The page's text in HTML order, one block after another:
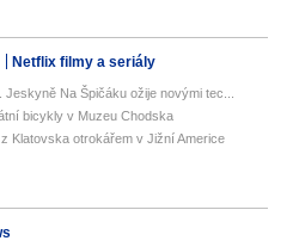
Netflix filmy a seriály
Na Špičáku ožije novými tec...
bicykly v Muzeu Chodska
Klatovska otrokářem v Jižní Americe